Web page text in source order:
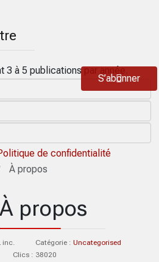
3 à 5 publications par année.
de confidentialité
S’abonner
À propos
À propos
inc. Catégorie : Uncategorised
Clics : 38020